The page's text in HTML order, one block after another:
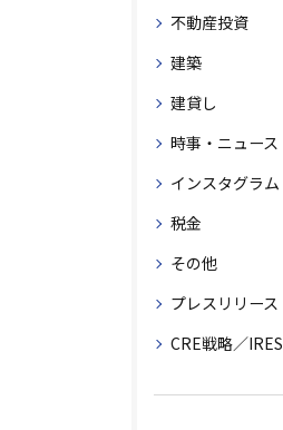
不動産投資
建築
建貸し
時事・ニュース
インスタグラム
税金
その他
プレスリリース
CRE戦略／IRES